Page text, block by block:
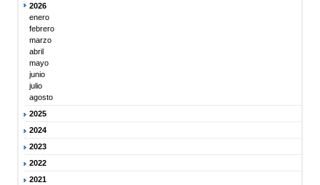
2026
enero
febrero
marzo
abril
mayo
junio
julio
agosto
2025
2024
2023
2022
2021